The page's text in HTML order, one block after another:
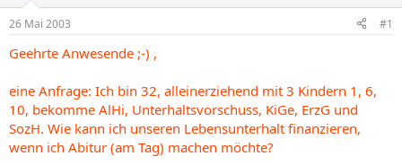
e
r
t
a
26 Mai 2003 #1
Geehrte Anwesende ;-) ,
eine Anfrage: Ich bin 32, alleinerziehend mit 3 Kindern 1, 6,
10, bekomme AlHi, Unterhaltsvorschuss, KiGe, ErzG und
SozH. Wie kann ich unseren Lebensunterhalt finanzieren,
wenn ich Abitur (am Tag) machen möchte?